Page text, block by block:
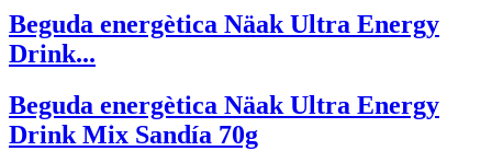
Beguda energètica Näak Ultra Energy
Drink...
Beguda energètica Näak Ultra Energy
Drink Mix Sandía 70g